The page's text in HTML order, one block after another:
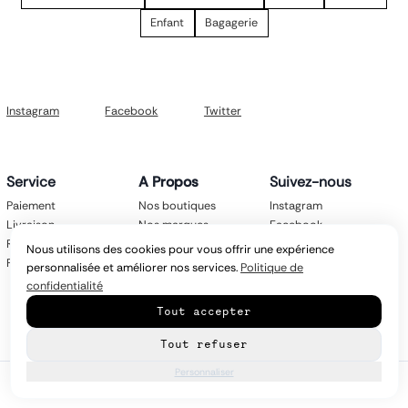
Nos conseils
Collection : Les sacs de cours
Enfant
Bagagerie
Instagram Facebook Twitter
Service
Paiement
Livraison
Retours
FAQ
A Propos
Nos boutiques
Nos marques
Mentions légales
CGV
Contact
Suivez-nous
Instagram
Facebook
Twitter
© Copyright2026 latroikastore.com
Nous utilisons des cookies pour vous offrir une expérience
personnalisée et améliorer nos services. Politique de
confidentialité
Tout accepter
Tout refuser
Personnaliser